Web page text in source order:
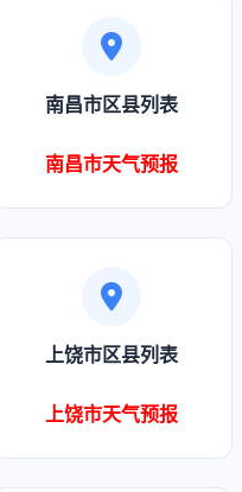
南昌市区县列表
南昌市天气预报
上饶市区县列表
上饶市天气预报